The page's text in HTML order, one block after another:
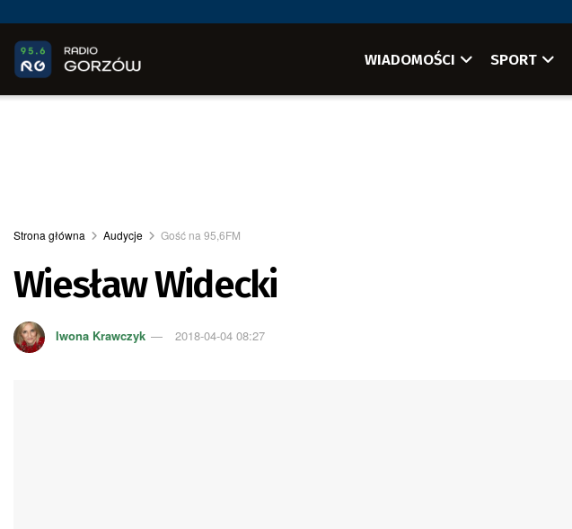
WIADOMOŚCI SPORT
Strona główna Audycje Gość na 95,6FM
Wiesław Widecki
Iwona Krawczyk 2018-04-04 08:27